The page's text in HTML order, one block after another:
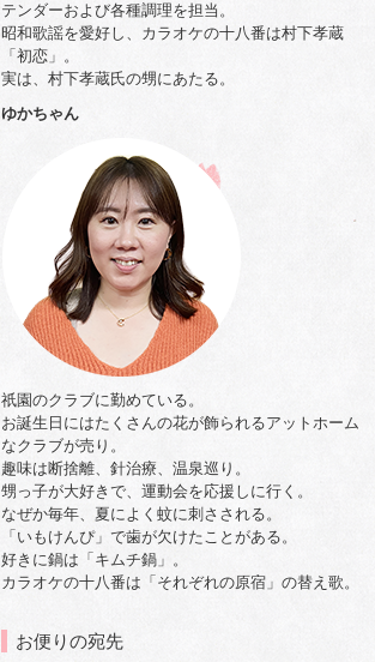
テンダーおよび各種調理を担当。
昭和歌謡を愛好し、カラオケの十八番は村下孝蔵
「初恋」。
実は、村下孝蔵氏の甥にあたる。
ゆかちゃん
祇園のクラブに勤めている。
お誕生日にはたくさんの花が飾られるアットホーム
なクラブが売り。
趣味は断捨離、針治療、温泉巡り。
甥っ子が大好きで、運動会を応援しに行く。
なぜか毎年、夏によく蚊に刺さされる。
「いもけんぴ」で歯が欠けたことがある。
好きに鍋は「キムチ鍋」。
カラオケの十八番は「それぞれの原宿」の替え歌。
お便りの宛先